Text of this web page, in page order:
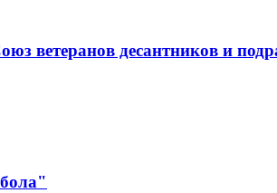
ветеранов десантников и